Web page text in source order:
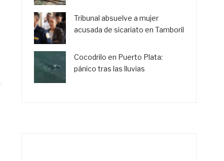
Tribunal absuelve a mujer
acusada de sicariato en Tamboril
Cocodrilo en Puerto Plata:
pánico tras las lluvias